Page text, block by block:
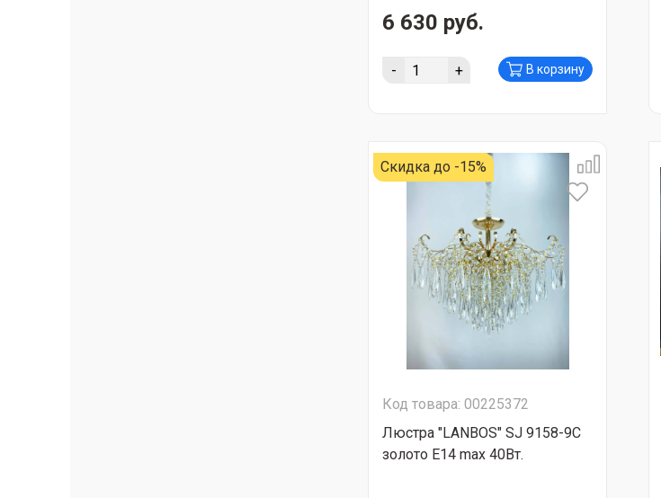
6 630 руб.
- + В корзину
Скидка до -15%
Код товара: 00225372
Люстра "LANBOS" SJ 9158-9C
золото Е14 max 40Вт.